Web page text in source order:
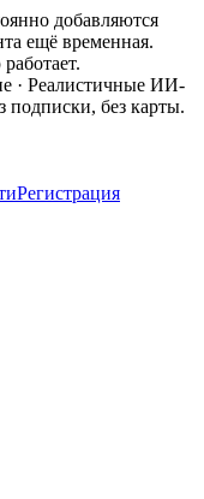
добавляются
ещё временная.
· Реалистичные ИИ-
без карты.
Регистрация